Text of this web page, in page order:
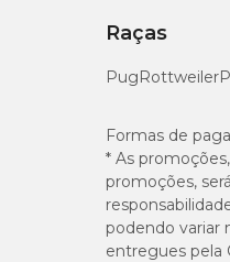
EPA + DHA
Raças
PugRottweiler
Formas de
* As
promoções,
podendo variar
entregues pela